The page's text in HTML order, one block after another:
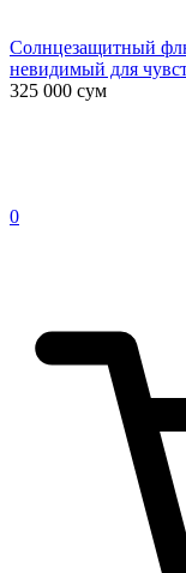
Солнцезащитный
невидимый для
325 000 сум
0